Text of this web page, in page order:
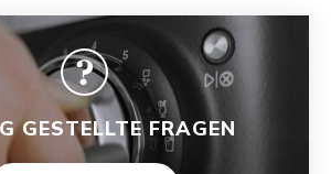
GESTELLTE FRAGEN